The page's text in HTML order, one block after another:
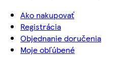
Ako nakupovať
Registrácia
Objednanie doručenia
Moje obľúbené